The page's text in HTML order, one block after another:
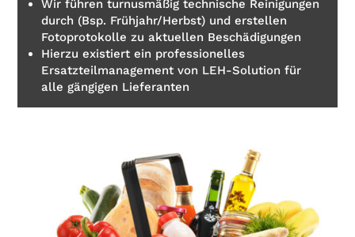
Wir führen turnusmäßig technische Reinigungen
durch (Bsp. Frühjahr/Herbst) und erstellen
Fotoprotokolle zu aktuellen Beschädigungen
Hierzu existiert ein professionelles
Ersatzteilmanagement von LEH-Solution für
alle gängigen Lieferanten